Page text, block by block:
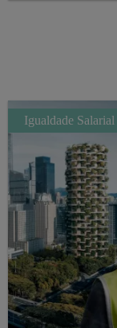
Igualdade Salarial